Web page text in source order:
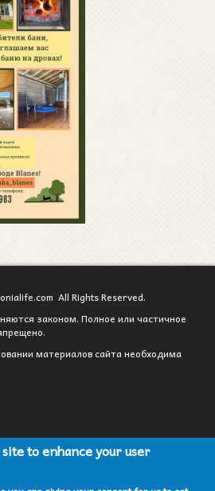
All Rights Reserved.
законом. Полное или частичное
материалов сайта необходима
to enhance your user